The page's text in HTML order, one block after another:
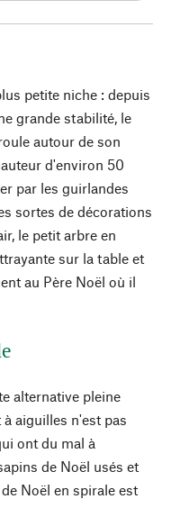
petite niche : depuis
grande stabilité, le
autour de son
d'environ 50
par les guirlandes
sortes de décorations
le petit arbre en
sur la table et
au Père Noël où il
alternative pleine
aiguilles n'est pas
ont du mal à
de Noël usés et
Noël en spirale est